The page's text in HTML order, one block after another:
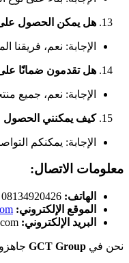
هل يمكن الحصول
الإجابة: نعم،
هل تقدمون ضمانًا
الإجابة: نعم، جميع
كيف يمكنني الحصول
الإجابة: يمكنكم
معلومات الاتصال:
الهاتف:
الموقع الإلكتروني:
البريد الإلكتروني:
نحن في GCT Group